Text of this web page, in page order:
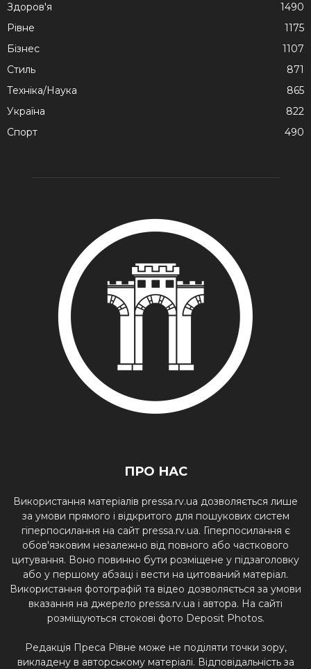
Здоров'я
1490
Рівне
1175
Бізнес
1107
Стиль
871
Техніка/Наука
865
Україна
822
Спорт
490
ПРО НАС
Використання матеріалів pressa.rv.ua дозволяється лише
за умови прямого і відкритого для пошукових систем
гіперпосилання на сайт pressa.rv.ua. Гіперпосилання є
обов'язковим незалежно від повного або часткового
цитування. Воно повинно бути розміщене у підзаголовку
або у першому абзаці і вести на цитований матеріал.
Використання фотографій та відео дозволяється за умови
вказання на джерело pressa.rv.ua і автора. На сайті
розміщуються стокові фото Deposit Photos.
Редакція Преса Рівне може не поділяти точки зору,
викладену в авторському матеріалі. Відповідальність за